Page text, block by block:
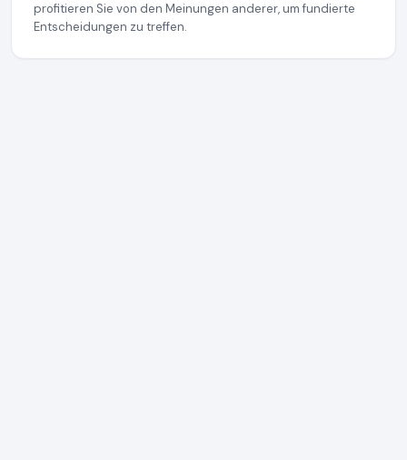
profitieren Sie von den Meinungen anderer, um fundierte
Entscheidungen zu treffen.